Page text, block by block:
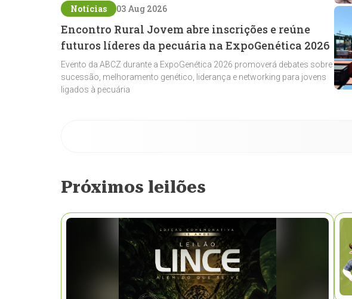
Notícias 03 Aug 2026
Encontro Rural Jovem abre inscrições e reúne
futuros líderes da pecuária na ExpoGenética 2026
Evento da ABCZ durante a ExpoGenética 2026 promoverá debates sobre
sucessão, melhoramento genético, liderança e networking para jovens
ligados à pecuária
Próximos leilões